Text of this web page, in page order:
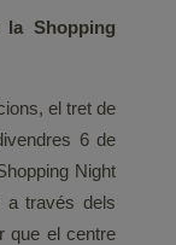
Shopping
el tret de
6 de
Night
a través dels
que el centre